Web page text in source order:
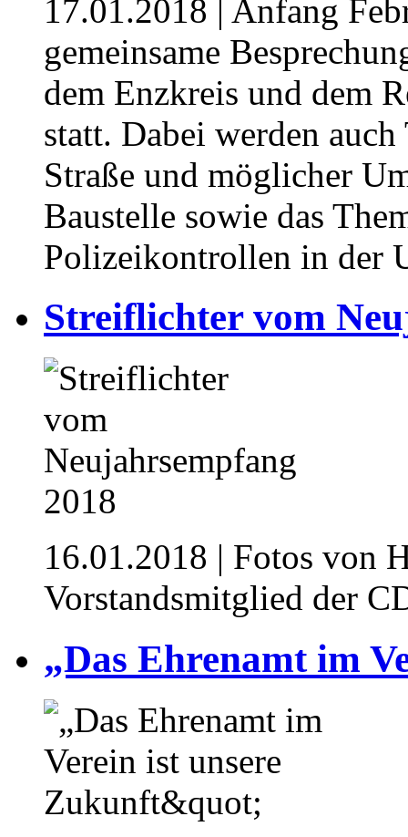
17.01.2018 | Anfang
gemeinsame
dem Enzkreis und dem
statt. Dabei werden
Straße und möglicher
Baustelle sowie das
Polizeikontrollen in der
Streiflichter vom
16.01.2018 | Fotos von
Vorstandsmitglied der
„Das Ehrenamt im